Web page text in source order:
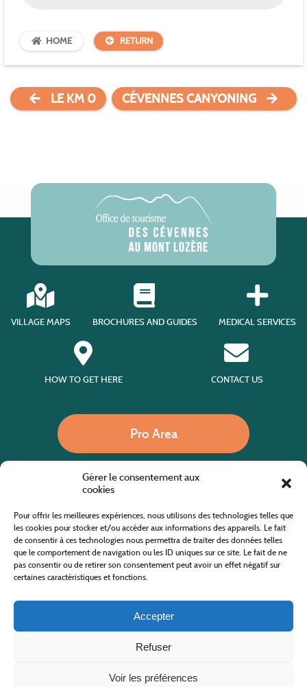
Gérer le consentement aux
cookies
Pour offrir les meilleures expériences, nous utilisons des technologies telles que
les cookies pour stocker et/ou accéder aux informations des appareils. Le fait
de consentir à ces technologies nous permettra de traiter des données telles
que le comportement de navigation ou les ID uniques sur ce site. Le fait de ne
pas consentir ou de retirer son consentement peut avoir un effet négatif sur
certaines caractéristiques et fonctions.
Accepter
Refuser
Voir les préférences
HOME RETURN
LE KM 0 CÉVENNES CANYONING
VILLAGE MAPS BROCHURES AND GUIDES MEDICAL SERVICES
HOW TO GET HERE CONTACT US
Pro Area
Website co-financed by the European Agricultural Fund for Rural Development
Europe invests in rural areas
Cévennes Tourism Office in Mount Lozère